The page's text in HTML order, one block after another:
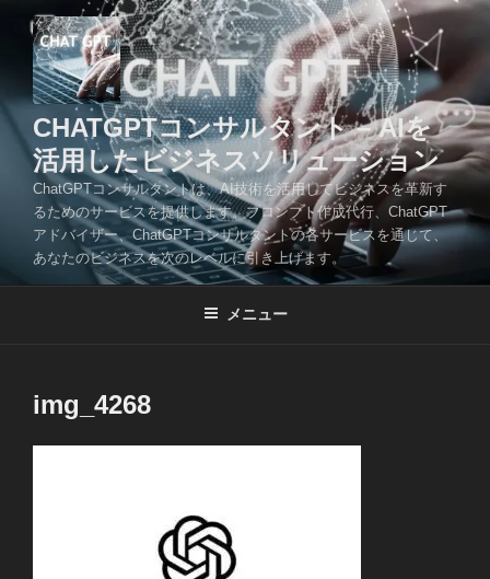
ツ
CHATGPTコンサルタント – AIを
活用したビジネスソリューション
ChatGPTコンサルタントは、AI技術を活用してビジネスを革新す
るためのサービスを提供します。プロンプト作成代行、ChatGPT
アドバイザー、ChatGPTコンサルタントの各サービスを通じて、
あなたのビジネスを次のレベルに引き上げます。
メニュー
img_4268